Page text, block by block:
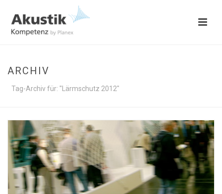
ARCHIV
Tag-Archiv für: "Lärmschutz 2012"